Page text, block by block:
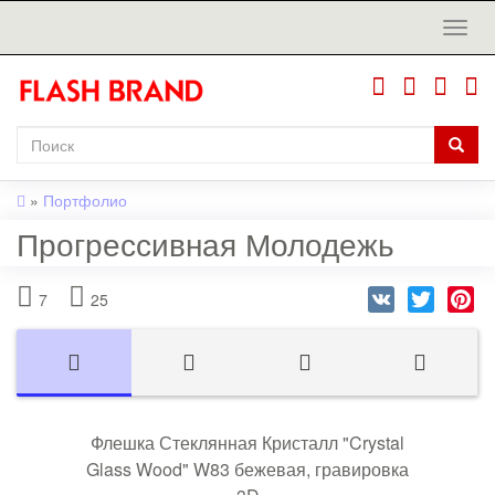
» Портфолио
Прогрессивная Молодежь
7 25 VK Twitter
Флешка Стеклянная Кристалл "Crystal
Glass Wood" W83 бежевая, гравировка